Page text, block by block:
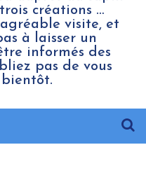
créations …
visite, et
à laisser un
informés des
pas de vous